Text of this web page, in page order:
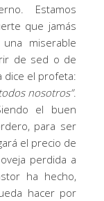
Estamos
que jamás
miserable
de sed o de
dice el profeta:
nosotros”.
el buen
para ser
el precio de
perdida a
ha hecho,
hacer por